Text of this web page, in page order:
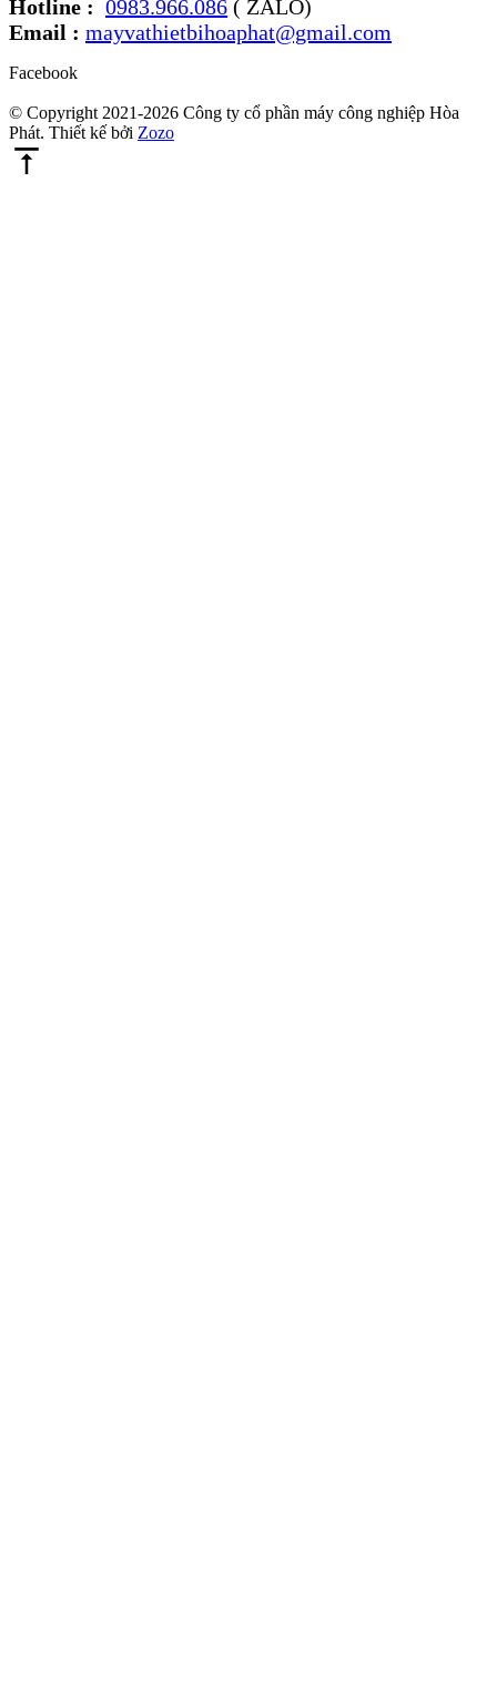
Hotline : 0983.966.086 ( ZALO)
Email : mayvathietbihoaphat@gmail.com
Facebook
© Copyright 2021-2026 Công ty cổ phần máy công nghiệp Hòa
Phát. Thiết kế bởi Zozo